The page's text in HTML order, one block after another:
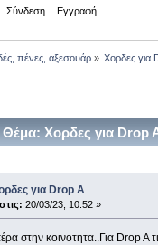
Σύνδεση Εγγραφή
πένες, αξεσουάρ» Χορδες για
Θέμα: Χορδες για Drop
για Drop A
στις: 20/03/23, 10:52 »
στην κοινοτητα..Για Drop A